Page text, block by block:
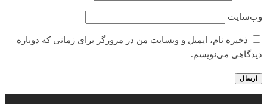
وب‌سایت
ذخیره نام، ایمیل و وبسایت من در مرورگر برای زمانی که دوباره
دیدگاهی می‌نویسم.